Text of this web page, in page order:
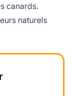
canards.
naturels